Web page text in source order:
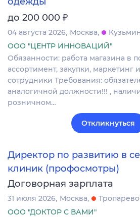
до 200 000 ₽
04 августа 2026 Москва
ООО "ЦЕНТР ИННОВАЦИЙ"
Обязанности: работа магазина в
ассортимент, закупки, маркетинг
сотрудники Требования:
аналогичной должности!!! ,
розничном…
Откликнуться
Директор по развитию в
клиник (профосмотры)
Договорная зарплата
31 июля 2026 Москва
Тропарево
ООО "ДОКТОР С ВАМИ"